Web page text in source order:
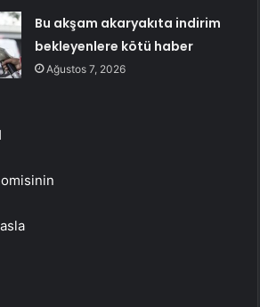
Bu akşam akaryakıta indirim
bekleyenlere kötü haber
Ağustos 7, 2026